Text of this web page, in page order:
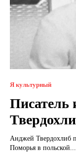
Я культурный
Писатель
Анджей Твердохлиб
Поморья в польской...